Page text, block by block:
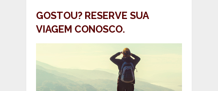
GOSTOU? RESERVE SUA
VIAGEM CONOSCO.